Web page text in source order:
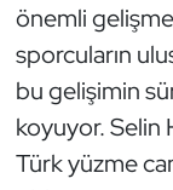
önemli
sporcuların
bu gelişimin
koyuyor. Selin
Türk yüzme
Okçuluk
Optimist